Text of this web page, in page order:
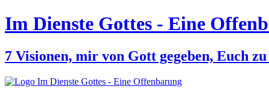
Im Dienste Gottes - Eine
7 Visionen, mir von Gott gegeben, Euch zu